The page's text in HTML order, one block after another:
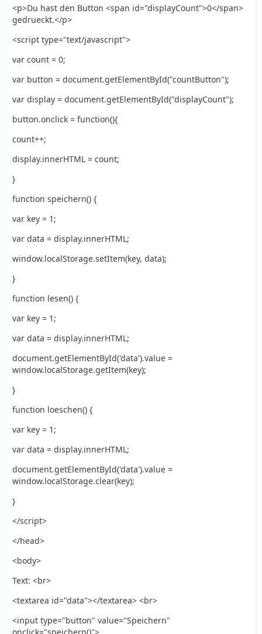
<p>Du hast den Button <span id="displayCount">0</span>
gedrueckt.</p>
<script type="text/javascript">
var count = 0;
var button = document.getElementById("countButton");
var display = document.getElementById("displayCount");
button.onclick = function(){
count++;
display.innerHTML = count;
}
function speichern() {
var key = 1;
var data = display.innerHTML;
window.localStorage.setItem(key, data);
}
function lesen() {
var key = 1;
var data = display.innerHTML;
document.getElementById('data').value =
window.localStorage.getItem(key);
}
function loeschen() {
var key = 1;
var data = display.innerHTML;
document.getElementById('data').value =
window.localStorage.clear(key);
}
</script>
</head>
<body>
Text: <br>
<textarea id="data"></textarea> <br>
<input type="button" value="Speichern"